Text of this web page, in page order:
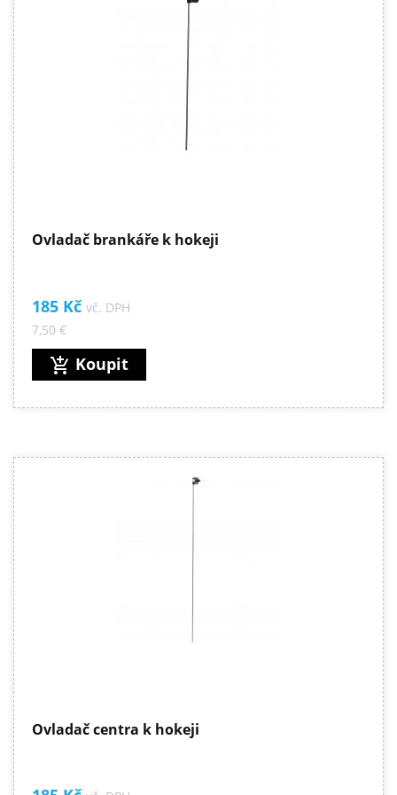
Ovladač brankáře k hokeji
185 Kč vč. DPH
7,50 €
add_shopping_cart Koupit
Ovladač centra k hokeji